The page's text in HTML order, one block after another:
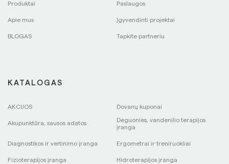
Produktai Paslaugos
Apie mus Įgyvendinti projektai
BLOGAS Tapkite partneriu
KATALOGAS
AKCIJOS Dovanų kuponai
Akupunktūra, sausos adatos
Deguonies, vandenilio terapijos
įranga
Diagnostikos ir vertinimo įranga Ergometrai ir treniruokliai
Fizioterapijos įranga Hidroterapijos įranga